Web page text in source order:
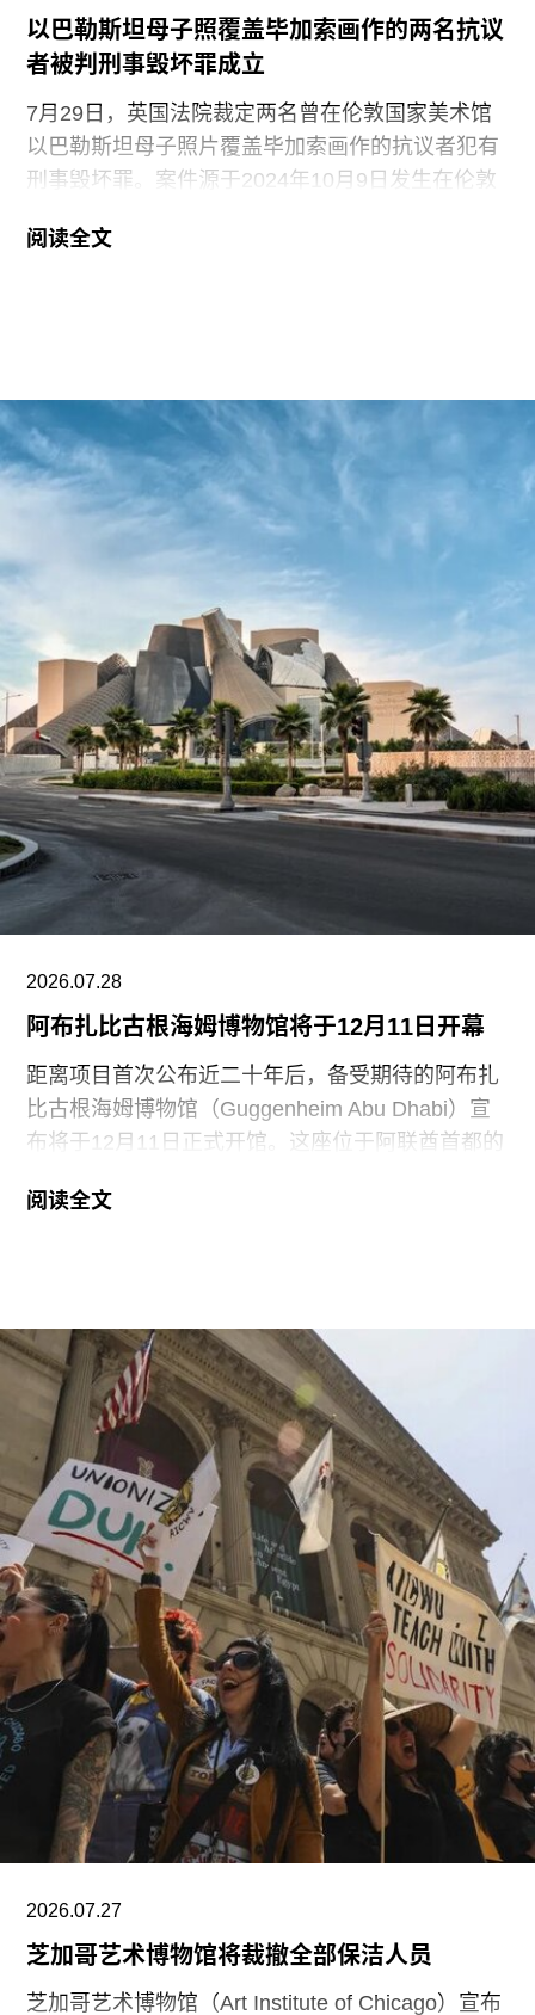
以巴勒斯坦母子照覆盖毕加索画作的两名抗议
者被判刑事毁坏罪成立
7月29日，英国法院裁定两名曾在伦敦国家美术馆
以巴勒斯坦母子照片覆盖毕加索画作的抗议者犯有
刑事毁坏罪。案件源于2024年10月9日发生在伦敦
23岁的国家卫生服务工作者贾伊·哈莱（Jai Halai）
1901年的作品《母性》（Motherhood
）。这张照
片由巴勒斯坦摄影记者阿里·贾达拉（Ali
Jadallah）于2024年3月以色列围困加沙希法医院
期间拍摄。两名抗议者隶属于“青年诉求”（Youth
Demand），该组织由气候行动组织“停止石油”
（Just Stop Oil）的学生分支发展而来。行动中，
两人高声呼吁英国停止与以色列的贸易往来。随
后，其中一人将红色液体泼洒在展厅地面，引发现
场观众惊呼，两人随即被警方逮捕。
此次行动发生时，英国艺术机构正接连成为抗议活
动的现场。就在该事件发生几天前，两名年轻的气
候行动人士因向文森特·梵高1888年作品《向日
葵》的玻璃罩泼洒番茄汤而被判处监禁。庭审中，
陪审团获悉，毕加索画作本身并未受损，但泼洒在
地面的红色水性颜料渗入了展厅地面，污染了大理
石踢脚线。此次事件共造成美术馆约8000英镑的损
失，其中仅约270英镑用于清洁，其余费用主要用
展厅等支出。辩方主张，部分费用源于馆方自行决
定采用何种修复方案，而非抗议行为本身造成的损
害，但这一论点最终未获法院采纳。
阅读全文
2026.07.28
阿布扎比古根海姆博物馆将于12月11日开幕
距离项目首次公布近二十年后，备受期待的阿布扎
比古根海姆博物馆（Guggenheim Abu Dhabi）宣
布将于12月11日正式开馆。这座位于阿联酋首都的
主弗兰克·盖里（Frank Gehry）设计，也是所罗门
阿布扎比古根海姆博物馆占地逾80万平方英尺，将
成为古根海姆体系中规模最大的分馆，内设30个展
厅，室内展览面积约12.5万平方英尺。建筑外观由
十个雕塑般的锥体以非传统方式组合而成，表面覆
以不锈钢网、缟玛瑙和玻璃等材料，高达280英
尺。据《纽约时报》报道，该馆也是古根海姆体系
中造价最高的博物馆，预计总成本超过10亿美元。
博物馆将重点展示1960年代以来的艺术作品，并自
2009年起开始建立馆藏。不同于传统按时间顺序排
列展品的方式，展览将按主题划分为“抽象”、“流行
文化”、“土地”、“语言”和“叙事”等单元。根据新闻
稿，这种设计旨在邀请观众“按照自己的方式”与艺
术互动。
阿布扎比古根海姆博物馆是阿布扎比耗资数十亿美
Cultural District）最新落成的文化机构之一。该文
化区还包括阿布扎比卢浮宫（Louvre Abu
阅读全文
2026.07.27
芝加哥艺术博物馆将裁撤全部保洁人员
芝加哥艺术博物馆（Art Institute of Chicago）宣布